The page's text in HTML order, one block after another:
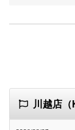
川越店